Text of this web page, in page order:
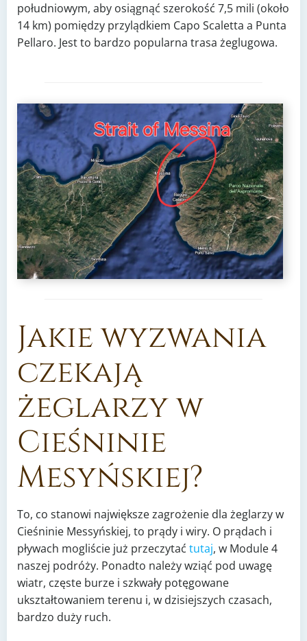
południowym, aby osiągnąć szerokość 7,5 mili (około
14 km) pomiędzy przylądkiem Capo Scaletta a Punta
Pellaro. Jest to bardzo popularna trasa żeglugowa.
Jakie wyzwania
czekają
żeglarzy w
Cieśninie
Mesyńskiej?
To, co stanowi największe zagrożenie dla żeglarzy w
Cieśninie Messyńskiej, to prądy i wiry. O prądach i
pływach mogliście już przeczytać tutaj, w Module 4
naszej podróży. Ponadto należy wziąć pod uwagę
wiatr, częste burze i szkwały potęgowane
ukształtowaniem terenu i, w dzisiejszych czasach,
bardzo duży ruch.